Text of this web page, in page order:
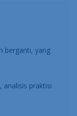
berganti, yang
analisis praktisi